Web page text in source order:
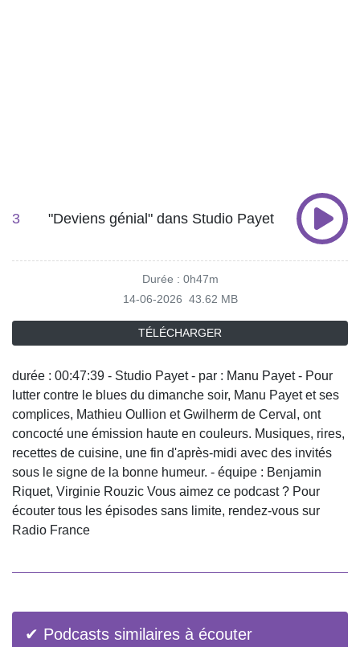
3 "Deviens génial" dans Studio Payet
Durée : 0h47m
14-06-2026 43.62 MB
TÉLÉCHARGER
durée : 00:47:39 - Studio Payet - par : Manu Payet - Pour
lutter contre le blues du dimanche soir, Manu Payet et ses
complices, Mathieu Oullion et Gwilherm de Cerval, ont
concocté une émission haute en couleurs. Musiques, rires,
recettes de cuisine, une fin d'après-midi avec des invités
sous le signe de la bonne humeur. - équipe : Benjamin
Riquet, Virginie Rouzic Vous aimez ce podcast ? Pour
écouter tous les épisodes sans limite, rendez-vous sur
Radio France
✔ Podcasts similaires à écouter